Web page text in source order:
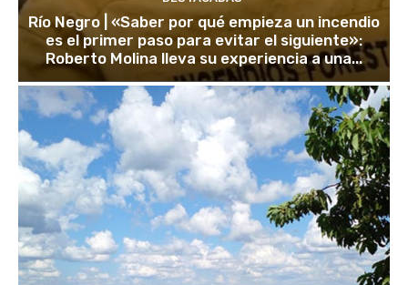
Río Negro | «Saber por qué empieza un incendio
es el primer paso para evitar el siguiente»:
Roberto Molina lleva su experiencia a una...